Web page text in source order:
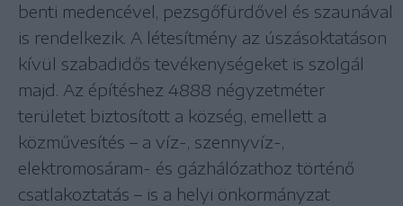
benti medencével, pezsgőfürdővel és szaunával
is rendelkezik. A létesítmény az úszásoktatáson
kívül szabadidős tevékenységeket is szolgál
majd. Az építéshez 4888 négyzetméter
területet biztosított a község, emellett a
közművesítés – a víz-, szennyvíz-,
elektromosáram- és gázhálózathoz történő
csatlakoztatás – is a helyi önkormányzat